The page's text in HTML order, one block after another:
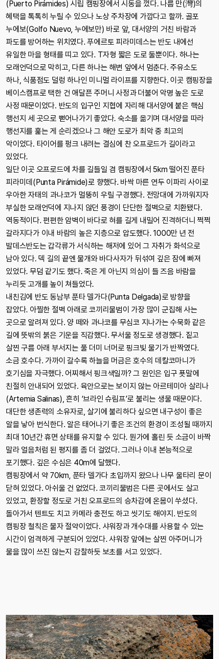
(Puerto Pirámides) 시립 캠핑장에서 시동을 껐다. 나름 만(灣)의
혜택을 톡톡히 누릴 수 있으나 노상 주차장에 가깝다고 할까. 골포
누에보(Golfo Nuevo, 누에보만) 바로 앞, 대서양의 거친 바람과
파도를 방어하는 위치였다. 푸에르토 피라미데스는 반도 내에선
유일한 마을 형태를 띠고 있다. T자형 짧은 도로 둘뿐이다. 하나는
모래언덕으로 막히고, 다른 하나는 해변 앞에서 멈춘다. 주유소도
하나, 식품점도 덜렁 하나인 미니멀 라이프를 지향한다. 이곳 캠핑장을
베이스캠프로 택한 건 애달픈 주머니 사정과 더불어 악명 높은 도로
사정 때문이었다. 반도의 입구인 지협에 자리해 대서양에 붙은 핵심
행선지 세 곳으로 뻗어나가기 좋았다. 숙소를 옮기며 대서양을 따라
행선지를 훑는 게 순리겠으나 그 해안 도로가 최악 중 최고의
악이었다. 타이어를 펑크 내려는 결심에 찬 오프로드가 길이라고
있었다.
일단 이곳 오프로드에 차를 길들일 겸 캠핑장에서 5km 떨어진 푼타
피라미데(Punta Pirámide)로 향했다. 바싹 마른 연두 이파리 사이로
우아한 자태의 과나코가 멀뚱히 우릴 구경했다. 전망대에 가까워지자
부실한 모래언덕에 지나지 않던 풍경이 단단한 절벽으로 치환됐다.
역동적이다. 편편한 암벽이 바다로 혀를 길게 내밀어 진격하더니 쩍쩍
갈라지다가 이내 바람의 높은 지층으로 압도했다. 1000만 년 전
발데스반도는 갑각류가 서식하는 해저에 있어 그 자취가 화석으로
남아 있다. 덱 길의 끝엔 물개와 바다사자가 뒤섞여 깊은 잠에 빠져
있었다. 무덤 같기도 했다. 죽은 게 아닌지 의심이 들 즈음 바람을
누리듯 고개를 높이 쳐들었다.
내친김에 반도 동남부 푼타 델가다(Punta Delgada)로 방향을
잡았다. 아찔한 절벽 아래로 코끼리물범이 가장 많이 군집해 사는
곳으로 알려져 있다. 양 떼와 과나코를 무심코 지나가는 수묵화 같은
길에 뜻밖의 붉은 기운을 직감했다. 무서울 정도로 생경했다. 짙고
살찐 구름 아래 부서지는 풀 더미 너머로 핑크빛 물기가 반짝였다.
소금 호수다. 가까이 갈수록 하늘을 머금은 호수의 데칼코마니가
호기심을 자극했다. 어찌해서 핑크색일까? 그 원인은 입구 푯말에
친절히 안내되어 있었다. 육안으로는 보이지 않는 아르테미아 살리나
(Artemia Salinas), 흔히 ‘브라인 슈림프’로 불리는 생물 때문이다.
대단한 생존력의 소유자로, 살기에 불리하다 싶으면 내구성이 좋은
알을 낳아 번식한다. 알은 태어나기 좋은 조건의 환경이 조성될 때까지
최대 10년간 휴면 상태를 유지할 수 있다. 뭔가에 홀린 듯 소금이 바짝
말라 얼음처럼 된 평지를 좀 더 걸었다. 그러나 이내 본능적으로
포기했다. 깊은 수심은 40m에 달했다.
캠핑장에서 약 70km, 푼타 델가다 초입까지 왔으나 나무 울타리 문이
닫혀 있었다. 아쉬울 건 없었다. 코끼리물범은 다른 곳에서도 살고
있었고, 환장할 정도로 거친 오프로드의 승차감에 온몸이 쑤셨다.
돌아가서 텐트도 치고 카메라 충전도 하고 씻기도 해야지. 반도의
캠핑장 철칙은 물자 절약이었다. 샤워장과 개수대를 사용할 수 있는
시간이 엄격하게 구분되어 있었다. 샤워장 앞에는 살찐 아주머니가
물을 많이 쓰진 않는지 감찰하듯 보초를 서고 있었다.